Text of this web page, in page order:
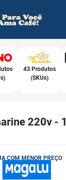
43 Produtos
(SKUs)
220v -
COM MENOR PREÇO